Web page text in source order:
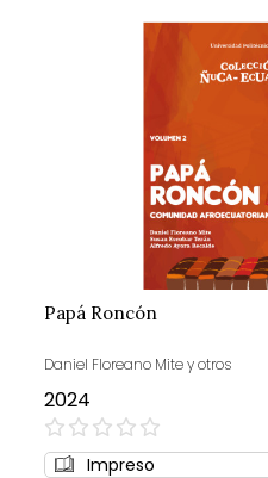
Papá Roncón
Daniel Floreano Mite y otros
2024
0%
Impreso